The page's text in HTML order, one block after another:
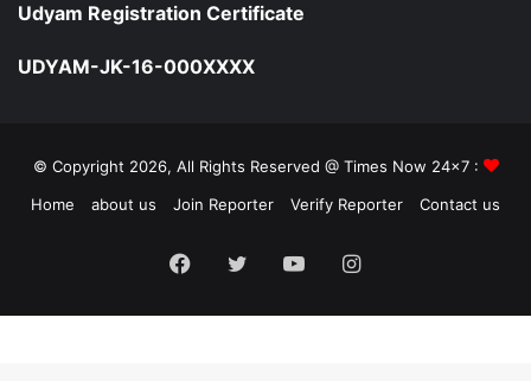
Udyam Registration Certificate
UDYAM-JK-16-000XXXX
© Copyright 2026, All Rights Reserved @ Times Now 24x7 :
Home
about us Join Reporter Verify Reporter Contact us
Facebook
TwitterYouTubeInstagram